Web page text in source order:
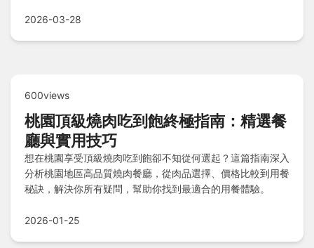
2026-03-28
600views
桃園頂級燒肉吃到飽終極指南：精選餐
廳與實用技巧
想在桃園享受頂級燒肉吃到飽卻不知從何選起？這篇指南深入
分析桃園地區高品質燒肉餐廳，從肉品選擇、價格比較到用餐
秘訣，解決你所有疑問，幫助你找到最適合的用餐體驗。
2026-01-25